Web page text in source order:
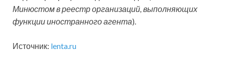
Минюстом в реестр организаций, выполняющих
функции иностранного агента).
Источник: lenta.ru